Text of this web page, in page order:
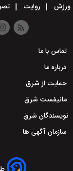
ورزش
روایت
تماس با ما
درباره ما
حمایت از شرق
مانیفست شرق
نویسندگان شرق
سازمان آگهی ها